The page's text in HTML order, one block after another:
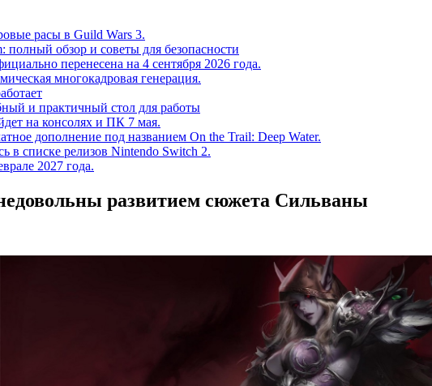
расы в Guild Wars 3.
обзор и советы для безопасности
перенесена на 4 сентября 2026 года.
многокадровая генерация.
и практичный стол для работы
на консолях и ПК 7 мая.
дополнение под названием On the Trail: Deep Water.
в списке релизов Nintendo Switch 2.
2027 года.
развитием сюжета Сильваны